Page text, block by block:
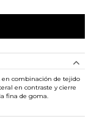
en combinación de tejido
en contraste y cierre
fina de goma.